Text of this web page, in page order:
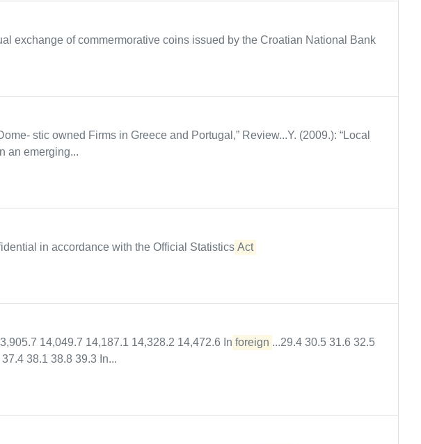
exchange of commermorative coins issued by the Croatian National Bank
stic owned Firms in Greece and Portugal,” Review...Y. (2009.): “Local
an emerging...
in accordance with the Official Statistics Act
14,049.7 14,187.1 14,328.2 14,472.6 In foreign ...29.4 30.5 31.6 32.5
38.1 38.8 39.3 In...